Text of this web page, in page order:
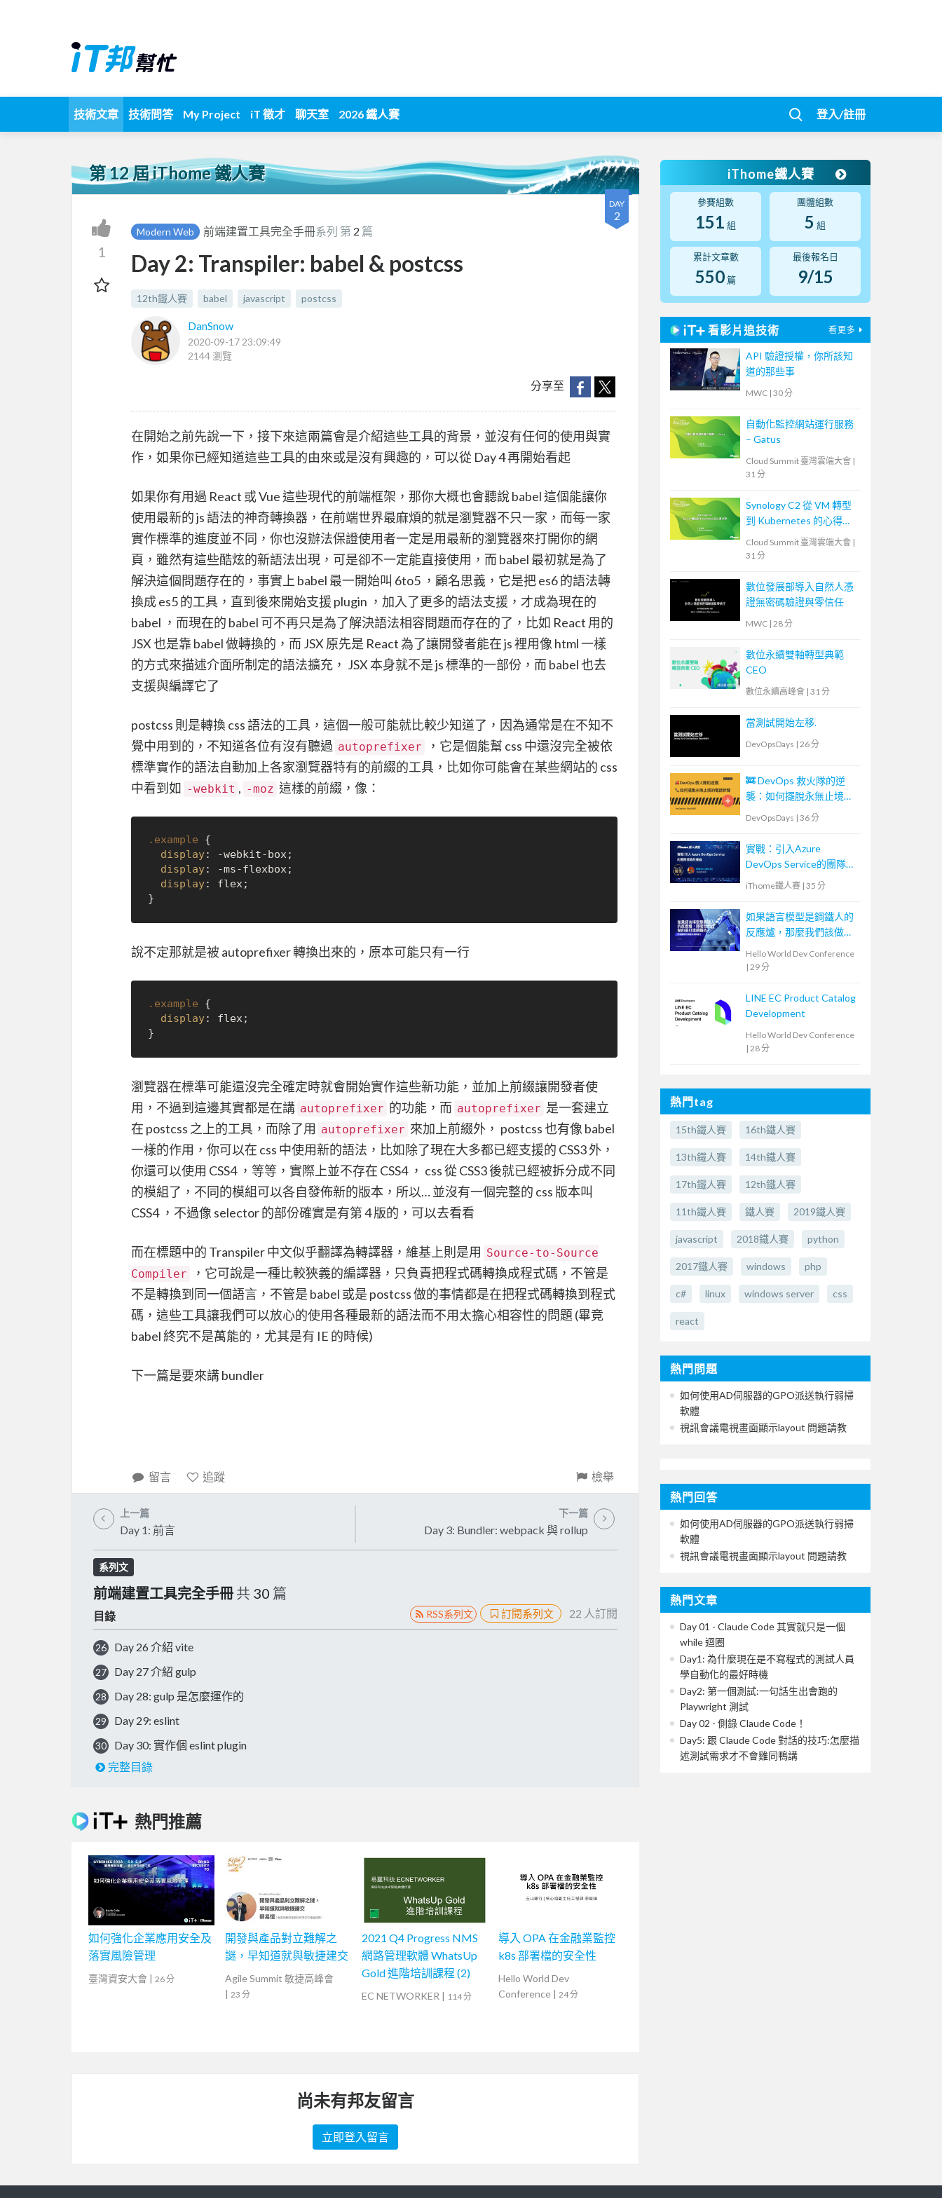
技術文章 技術問答 My Project iT 徵才 聊天室 2026 鐵人賽 登入/註冊
第 12 屆 iThome 鐵人賽
DAY
2
1
Modern Web 前端建置工具完全手冊系列 第 2 篇
Day 2: Transpiler: babel & postcss
12th鐵人賽 babel javascript postcss
DanSnow
2020-09-17 23:09:49
2144 瀏覽
分享至
在開始之前先說一下，接下來這兩篇會是介紹這些工具的背景，並沒有任何的使用與實
作，如果你已經知道這些工具的由來或是沒有興趣的，可以從 Day 4 再開始看起
如果你有用過 React 或 Vue 這些現代的前端框架，那你大概也會聽說 babel 這個能讓你
使用最新的 js 語法的神奇轉換器，在前端世界最麻煩的就是瀏覽器不只一家，而每一家
實作標準的進度並不同，你也沒辦法保證使用者一定是用最新的瀏覽器來打開你的網
頁，雖然有這些酷炫的新語法出現，可是卻不一定能直接使用，而 babel 最初就是為了
解決這個問題存在的，事實上 babel 最一開始叫 6to5 ，顧名思義，它是把 es6 的語法轉
換成 es5 的工具，直到後來開始支援 plugin ，加入了更多的語法支援，才成為現在的
babel ，而現在的 babel 可不再只是為了解決語法相容問題而存在的了，比如 React 用的
JSX 也是靠 babel 做轉換的，而 JSX 原先是 React 為了讓開發者能在 js 裡用像 html 一樣
的方式來描述介面所制定的語法擴充， JSX 本身就不是 js 標準的一部份，而 babel 也去
支援與編譯它了
postcss 則是轉換 css 語法的工具，這個一般可能就比較少知道了，因為通常是在不知不
覺中用到的，不知道各位有沒有聽過 autoprefixer
，它是個能幫 css 中還沒完全被依
標準實作的語法自動加上各家瀏覽器特有的前綴的工具，比如你可能會在某些網站的 css
中看到如 -webkit , -moz 這樣的前綴，像：
.example {
display: -webkit-box;
display: -ms-flexbox;
display: flex;
說不定那就是被 autoprefixer 轉換出來的，原本可能只有一行
.example {
display: flex;
瀏覽器在標準可能還沒完全確定時就會開始實作這些新功能，並加上前綴讓開發者使
用，不過到這邊其實都是在講 autoprefixer 的功能，而 autoprefixer 是一套建立
在 postcss 之上的工具，而除了用 autoprefixer 來加上前綴外， postcss 也有像 babel
一樣的作用，你可以在 css 中使用新的語法，比如除了現在大多都已經支援的 CSS3 外，
你還可以使用 CSS4 ，等等，實際上並不存在 CSS4 ， css 從 CSS3 後就已經被拆分成不同
的模組了，不同的模組可以各自發佈新的版本，所以… 並沒有一個完整的 css 版本叫
CSS4 ，不過像 selector 的部份確實是有第 4 版的，可以去看看
而在標題中的 Transpiler 中文似乎翻譯為轉譯器，維基上則是用 Source-to-Source
Compiler
，它可說是一種比較狹義的編譯器，只負責把程式碼轉換成程式碼，不管是
不是轉換到同一個語言，不管是 babel 或是 postcss 做的事情都是在把程式碼轉換到程式
碼，這些工具讓我們可以放心的使用各種最新的語法而不用太擔心相容性的問題 (畢竟
babel 終究不是萬能的，尤其是有 IE 的時候)
下一篇是要來講 bundler
留言 追蹤 檢舉
上一篇
Day 1: 前言
下一篇
Day 3: Bundler: webpack 與 rollup
系列文
前端建置工具完全手冊 共 30 篇
目錄 RSS系列文 訂閱系列文 22 人訂閱
26 Day 26 介紹 vite
27 Day 27 介紹 gulp
28 Day 28: gulp 是怎麼運作的
29 Day 29: eslint
30
Day 30: 實作個 eslint plugin
完整目錄
熱門推薦
如何強化企業應用安全及
落實風險管理
臺灣資安大會 | 26 分
開發與產品對立難解之
謎，早知道就與敏捷建交
Agile Summit 敏捷高峰會
| 23 分
2021 Q4 Progress NMS
網路管理軟體 WhatsUp
Gold 進階培訓課程 (2)
EC NETWORKER | 114 分
導入 OPA 在金融業監控
k8s 部署檔的安全性
Hello World Dev
Conference | 24 分
尚未有邦友留言
立即登入留言
iThome鐵人賽
參賽組數
151 組
團體組數
5 組
累計文章數
550 篇
最後報名日
9/15
看影片追技術 看更多
API 驗證授權，你所該知
道的那些事
MWC | 30 分
自動化監控網站運行服務
– Gatus
Cloud Summit 臺灣雲端大會 |
31 分
Synology C2 從 VM 轉型
到 Kubernetes 的心得分
Cloud Summit 臺灣雲端大會 |
31 分
數位發展部導入自然人憑
證無密碼驗證與零信任
MWC | 28 分
數位永續雙軸轉型典範
CEO
數位永續高峰會 | 31 分
當測試開始左移.
DevOpsDays | 26 分
🚒 DevOps 救火隊的逆
襲：如何擺脫永無止境的
DevOpsDays | 36 分
實戰：引入Azure
DevOps Service的團隊探
險前奏曲
iThome鐵人賽 | 35 分
如果語言模型是鋼鐵人的
反應爐，那麼我們該做的
Hello World Dev Conference
| 29 分
LINE EC Product Catalog
Development
Hello World Dev Conference
| 28 分
熱門tag
15th鐵人賽 16th鐵人賽
13th鐵人賽 14th鐵人賽
17th鐵人賽 12th鐵人賽
11th鐵人賽 鐵人賽 2019鐵人賽
javascript 2018鐵人賽 python
2017鐵人賽 windows php
c# linux windows server css
react
熱門問題
如何使用AD伺服器的GPO派送執行弱掃
軟體
視訊會議電視畫面顯示layout 問題請教
熱門回答
如何使用AD伺服器的GPO派送執行弱掃
軟體
視訊會議電視畫面顯示layout 問題請教
熱門文章
Day 01 - Claude Code 其實就只是一個
while 迴圈
Day1: 為什麼現在是不寫程式的測試人員
學自動化的最好時機
Day2: 第一個測試:一句話生出會跑的
Playwright 測試
Day 02 - 側錄 Claude Code！
Day5: 跟 Claude Code 對話的技巧:怎麼描
述測試需求才不會雞同鴨講